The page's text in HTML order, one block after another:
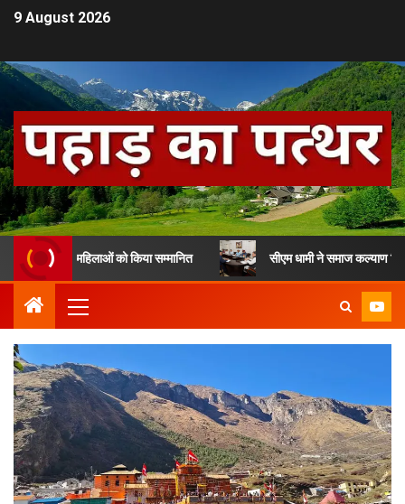
9 August 2026
से 13 महिलाओं को किया सम्मानित सीएम धामी ने समाज कल्याण विभाग के